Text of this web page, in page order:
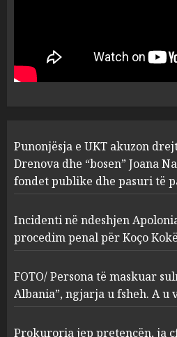
3
ngjarja u
serverat?
MARCH 25,
4
çfarë
Mariela
Berishën
MARCH 25,
5
“Ai që
ngjau me
dëshmia
flet për
plagosën!
Punonjësja e UKT akuzon
Drenova dhe “bosen” Joana
fondet publike dhe pasuri të
Incidenti në ndeshjen
procedim penal për Koço
FOTO/ Persona të maskuar
Albania”, ngjarja u fsheh. A u
Prokuroria jep pretencën, ja